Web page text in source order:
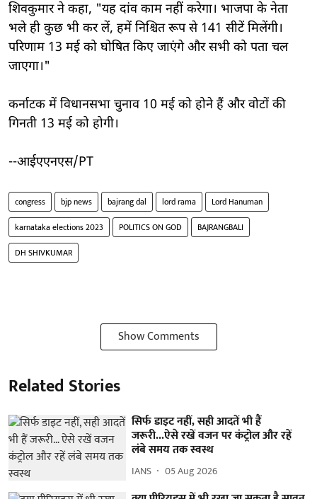
शिवकुमार ने कहा, "यह दांव काम नहीं करेगा। भाजपा के नेता
भले ही कुछ भी कर लें, हमें निश्चित रूप से 141 सीटें मिलेंगी।
परिणाम 13 मई को घोषित किए जाएंगे और सभी को पता चल
जाएगा।"
कर्नाटक में विधानसभा चुनाव 10 मई को होने हैं और वोटों की
गिनती 13 मई को होगी।
--आईएएनएस/PT
congress bjp news bajrang dal lord rama
Lord Hanuman
karnataka elections 2023
POLITICS ON GOD
BAJRANGBALI
DH SHIVKUMAR
Show Comments
Related Stories
सिर्फ डाइट नहीं, सही आदतें भी हैं
जरूरी...ऐसे रखें वजन पर कंट्रोल और रहें
लंबे समय तक स्वस्थ
IANS 05 Aug 2026